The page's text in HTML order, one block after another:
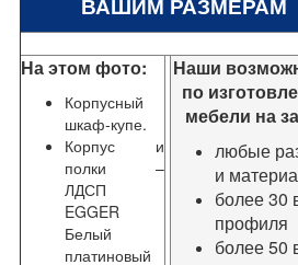
На этом фото:
Корпусный
шкаф-купе.
Корпус и
полки –
ЛДСП
EGGER
Белый
платиновый
Наши
по
мебели на
любые
и
более 30
профиля
более 50